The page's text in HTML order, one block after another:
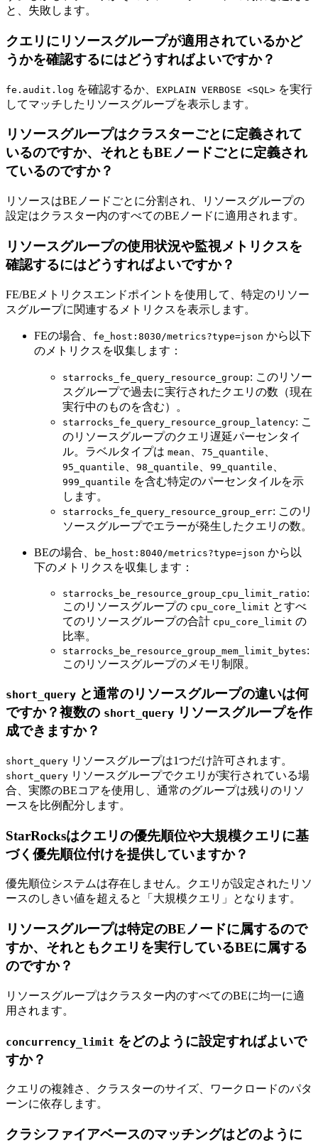
と、失敗します。
クエリにリソースグループが適用されているかど
うかを確認するにはどうすればよいですか？
fe.audit.log を確認するか、 EXPLAIN VERBOSE <SQL> を実行
してマッチしたリソースグループを表示します。
リソースグループはクラスターごとに定義されて
いるのですか、それともBEノードごとに定義され
ているのですか？
リソースはBEノードごとに分割され、リソースグループの
設定はクラスター内のすべてのBEノードに適用されます。
リソースグループの使用状況や監視メトリクスを
確認するにはどうすればよいですか？
FE/BEメトリクスエンドポイントを使用して、特定のリソー
スグループに関連するメトリクスを表示します。
FEの場合、 fe_host:8030/metrics?type=json から以下
のメトリクスを収集します：
starrocks_fe_query_resource_group: このリソー
スグループで過去に実行されたクエリの数（現在
実行中のものを含む）。
starrocks_fe_query_resource_group_latency: こ
のリソースグループのクエリ遅延パーセンタイ
ル。ラベルタイプは mean 75_quantile
95_quantile 98_quantile 99_quantile
999_quantile を含む特定のパーセンタイルを示
します。
starrocks_fe_query_resource_group_err: このリ
ソースグループでエラーが発生したクエリの数。
BEの場合、 be_host:8040/metrics?type=json から以
下のメトリクスを収集します：
starrocks_be_resource_group_cpu_limit_ratio:
このリソースグループの cpu_core_limit とすべ
てのリソースグループの合計 cpu_core_limit の
比率。
starrocks_be_resource_group_mem_limit_bytes:
このリソースグループのメモリ制限。
short_query と通常のリソースグループの違いは何
ですか？複数の short_query リソースグループを作
成できますか？
short_query リソースグループは1つだけ許可されます。
short_query リソースグループでクエリが実行されている場
合、実際のBEコアを使用し、通常のグループは残りのリソ
ースを比例配分します。
StarRocksはクエリの優先順位や大規模クエリに基
づく優先順位付けを提供していますか？
優先順位システムは存在しません。クエリが設定されたリソ
ースのしきい値を超えると「大規模クエリ」となります。
リソースグループは特定のBEノードに属するので
すか、それともクエリを実行しているBEに属する
のですか？
リソースグループはクラスター内のすべてのBEに均一に適
用されます。
concurrency_limit をどのように設定すればよいで
すか？
クエリの複雑さ、クラスターのサイズ、ワークロードのパタ
ーンに依存します。
クラシファイアベースのマッチングはどのように